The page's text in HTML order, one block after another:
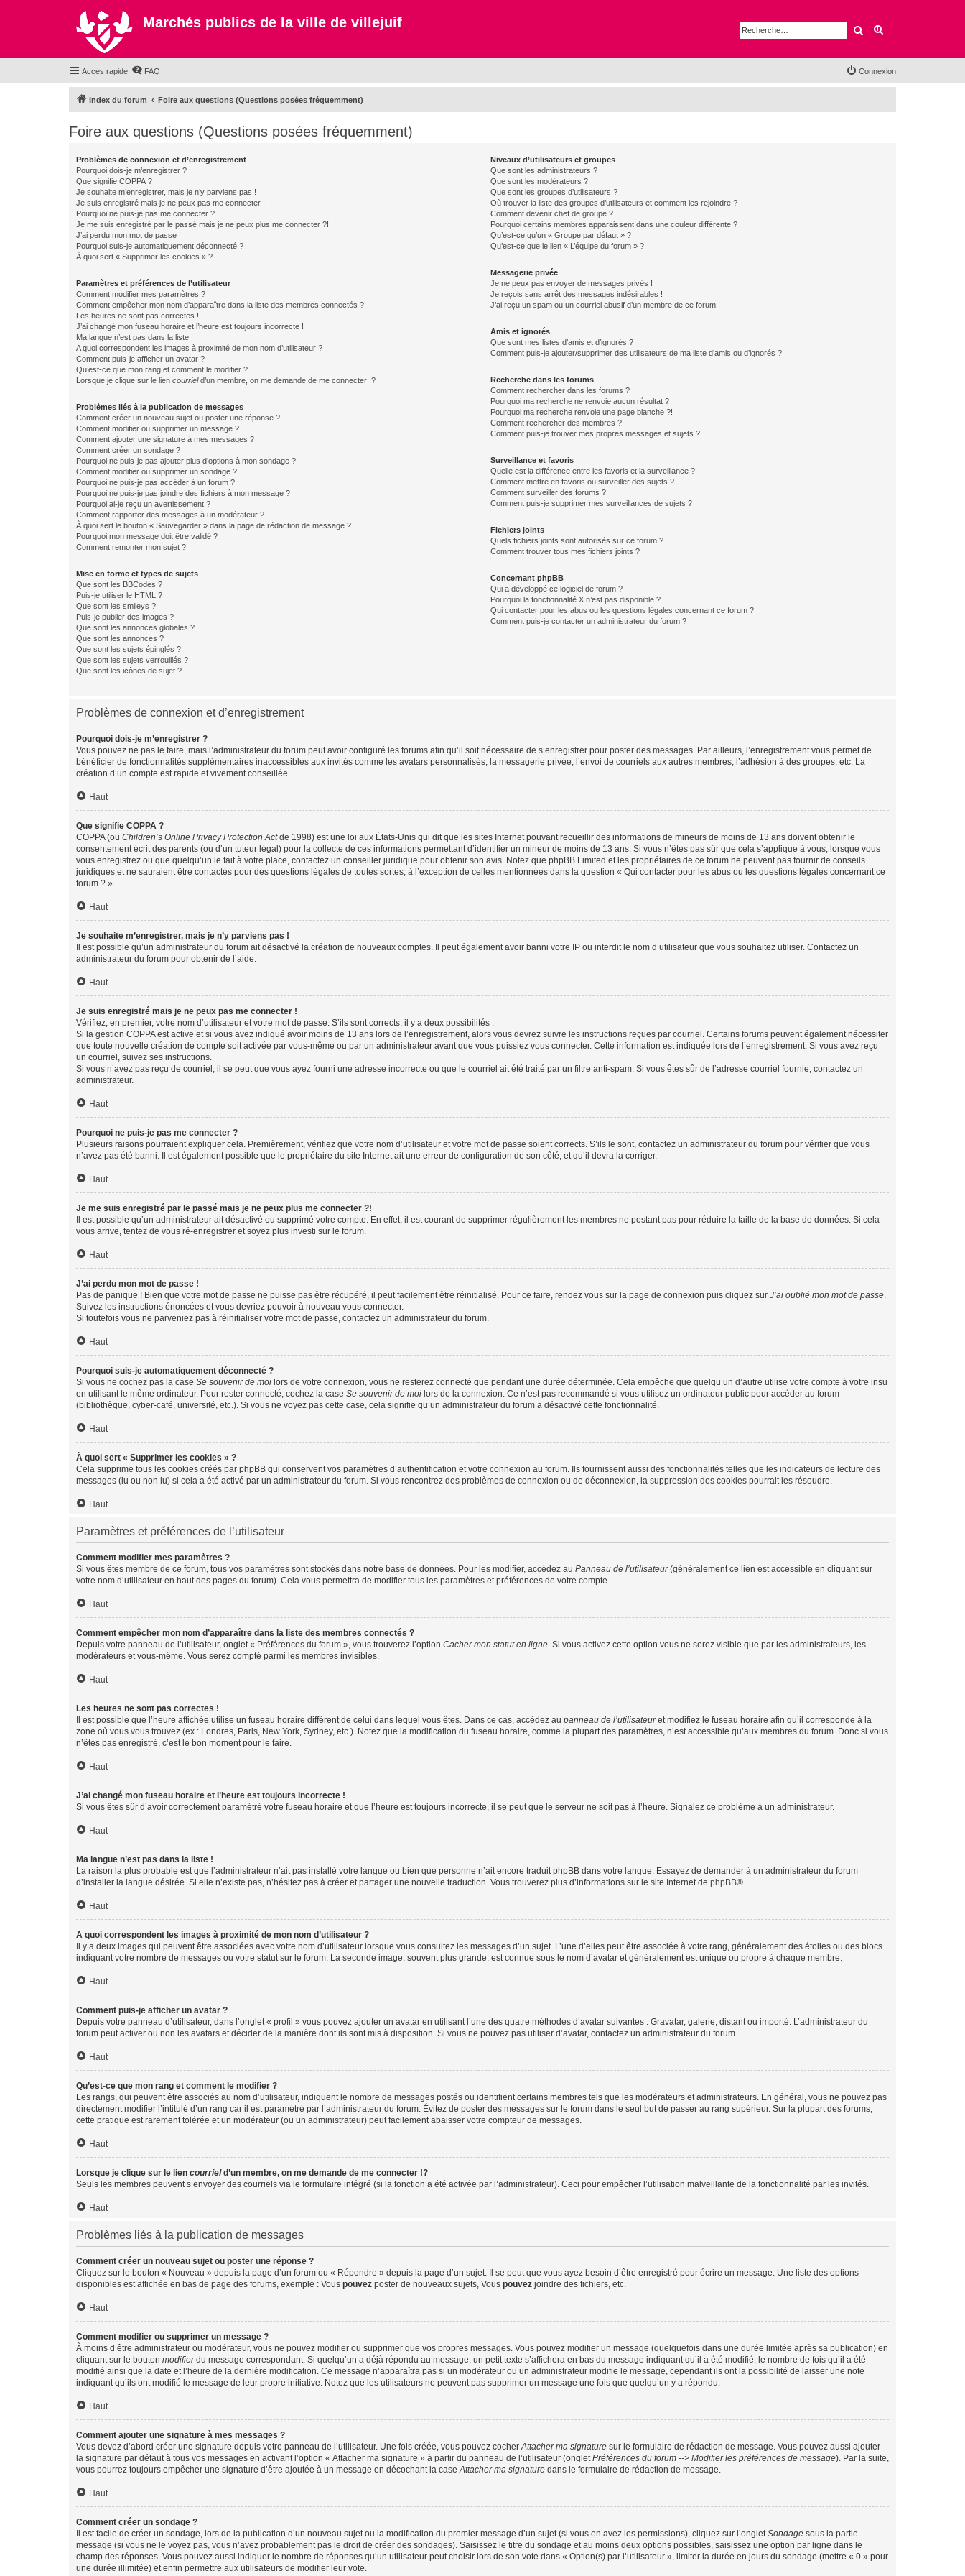
Marchés publics de la ville de villejuif Rechercher
Accès rapide FAQ Connexion
Index du forum Foire aux questions (Questions posées fréquemment)
Foire aux questions (Questions posées fréquemment)
Problèmes de connexion et d’enregistrement
Pourquoi dois-je m’enregistrer ?
Que signifie COPPA ?
Je souhaite m’enregistrer, mais je n’y parviens pas !
Je suis enregistré mais je ne peux pas me connecter !
Pourquoi ne puis-je pas me connecter ?
Je me suis enregistré par le passé mais je ne peux plus me connecter ?!
J’ai perdu mon mot de passe !
Pourquoi suis-je automatiquement déconnecté ?
À quoi sert « Supprimer les cookies » ?
Paramètres et préférences de l’utilisateur
Comment modifier mes paramètres ?
Comment empêcher mon nom d’apparaître dans la liste des membres connectés ?
Les heures ne sont pas correctes !
J’ai changé mon fuseau horaire et l’heure est toujours incorrecte !
Ma langue n’est pas dans la liste !
A quoi correspondent les images à proximité de mon nom d’utilisateur ?
Comment puis-je afficher un avatar ?
Qu’est-ce que mon rang et comment le modifier ?
Lorsque je clique sur le lien courrield’un membre, on me demande de me connecter !?
Problèmes liés à la publication de messages
Comment créer un nouveau sujet ou poster une réponse ?
Comment modifier ou supprimer un message ?
Comment ajouter une signature à mes messages ?
Comment créer un sondage ?
Pourquoi ne puis-je pas ajouter plus d’options à mon sondage ?
Comment modifier ou supprimer un sondage ?
Pourquoi ne puis-je pas accéder à un forum ?
Pourquoi ne puis-je pas joindre des fichiers à mon message ?
Pourquoi ai-je reçu un avertissement ?
Comment rapporter des messages à un modérateur ?
À quoi sert le bouton « Sauvegarder » dans la page de rédaction de message ?
Pourquoi mon message doit être validé ?
Comment remonter mon sujet ?
Mise en forme et types de sujets
Que sont les BBCodes ?
Puis-je utiliser le HTML ?
Que sont les smileys ?
Puis-je publier des images ?
Que sont les annonces globales ?
Que sont les annonces ?
Que sont les sujets épinglés ?
Que sont les sujets verrouillés ?
Que sont les icônes de sujet ?
Niveaux d’utilisateurs et groupes
Que sont les administrateurs ?
Que sont les modérateurs ?
Que sont les groupes d’utilisateurs ?
Où trouver la liste des groupes d’utilisateurs et comment les rejoindre ?
Comment devenir chef de groupe ?
Pourquoi certains membres apparaissent dans une couleur différente ?
Qu’est-ce qu’un « Groupe par défaut » ?
Qu’est-ce que le lien « L’équipe du forum » ?
Messagerie privée
Je ne peux pas envoyer de messages privés !
Je reçois sans arrêt des messages indésirables !
J’ai reçu un spam ou un courriel abusif d’un membre de ce forum !
Amis et ignorés
Que sont mes listes d’amis et d’ignorés ?
Comment puis-je ajouter/supprimer des utilisateurs de ma liste d’amis ou d’ignorés ?
Recherche dans les forums
Comment rechercher dans les forums ?
Pourquoi ma recherche ne renvoie aucun résultat ?
Pourquoi ma recherche renvoie une page blanche ?!
Comment rechercher des membres ?
Comment puis-je trouver mes propres messages et sujets ?
Surveillance et favoris
Quelle est la différence entre les favoris et la surveillance ?
Comment mettre en favoris ou surveiller des sujets ?
Comment surveiller des forums ?
Comment puis-je supprimer mes surveillances de sujets ?
Fichiers joints
Quels fichiers joints sont autorisés sur ce forum ?
Comment trouver tous mes fichiers joints ?
Concernant phpBB
Qui a développé ce logiciel de forum ?
Pourquoi la fonctionnalité X n’est pas disponible ?
Qui contacter pour les abus ou les questions légales concernant ce forum ?
Comment puis-je contacter un administrateur du forum ?
Problèmes de connexion et d’enregistrement
Pourquoi dois-je m’enregistrer ?
Vous pouvez ne pas le faire, mais l’administrateur du forum peut avoir configuré les forums afin qu’il soit nécessaire de s’enregistrer pour poster des messages. Par ailleurs, l’enregistrement vous permet de
bénéficier de fonctionnalités supplémentaires inaccessibles aux invités comme les avatars personnalisés, la messagerie privée, l’envoi de courriels aux autres membres, l’adhésion à des groupes, etc. La
création d’un compte est rapide et vivement conseillée.
Haut
Que signifie COPPA ?
COPPA (ou Children’s Online Privacy Protection Actde 1998) est une loi aux États-Unis qui dit que les sites Internet pouvant recueillir des informations de mineurs de moins de 13 ans doivent obtenir le
consentement écrit des parents (ou d’un tuteur légal) pour la collecte de ces informations permettant d’identifier un mineur de moins de 13 ans. Si vous n’êtes pas sûr que cela s’applique à vous, lorsque vous
vous enregistrez ou que quelqu’un le fait à votre place, contactez un conseiller juridique pour obtenir son avis. Notez que phpBB Limited et les propriétaires de ce forum ne peuvent pas fournir de conseils
juridiques et ne sauraient être contactés pour des questions légales de toutes sortes, à l’exception de celles mentionnées dans la question « Qui contacter pour les abus ou les questions légales concernant ce
forum ? ».
Haut
Je souhaite m’enregistrer, mais je n’y parviens pas !
Il est possible qu’un administrateur du forum ait désactivé la création de nouveaux comptes. Il peut également avoir banni votre IP ou interdit le nom d’utilisateur que vous souhaitez utiliser. Contactez un
administrateur du forum pour obtenir de l’aide.
Haut
Je suis enregistré mais je ne peux pas me connecter !
Vérifiez, en premier, votre nom d’utilisateur et votre mot de passe. S’ils sont corrects, il y a deux possibilités :
Si la gestion COPPA est active et si vous avez indiqué avoir moins de 13 ans lors de l’enregistrement, alors vous devrez suivre les instructions reçues par courriel. Certains forums peuvent également nécessiter
que toute nouvelle création de compte soit activée par vous-même ou par un administrateur avant que vous puissiez vous connecter. Cette information est indiquée lors de l’enregistrement. Si vous avez reçu
un courriel, suivez ses instructions.
Si vous n’avez pas reçu de courriel, il se peut que vous ayez fourni une adresse incorrecte ou que le courriel ait été traité par un filtre anti-spam. Si vous êtes sûr de l’adresse courriel fournie, contactez un
administrateur.
Haut
Pourquoi ne puis-je pas me connecter ?
Plusieurs raisons pourraient expliquer cela. Premièrement, vérifiez que votre nom d’utilisateur et votre mot de passe soient corrects. S’ils le sont, contactez un administrateur du forum pour vérifier que vous
n’avez pas été banni. Il est également possible que le propriétaire du site Internet ait une erreur de configuration de son côté, et qu’il devra la corriger.
Haut
Je me suis enregistré par le passé mais je ne peux plus me connecter ?!
Il est possible qu’un administrateur ait désactivé ou supprimé votre compte. En effet, il est courant de supprimer régulièrement les membres ne postant pas pour réduire la taille de la base de données. Si cela
vous arrive, tentez de vous ré-enregistrer et soyez plus investi sur le forum.
Haut
J’ai perdu mon mot de passe !
Pas de panique ! Bien que votre mot de passe ne puisse pas être récupéré, il peut facilement être réinitialisé. Pour ce faire, rendez vous sur la page de connexion puis cliquez sur J’ai oublié mon mot de passe.
Suivez les instructions énoncées et vous devriez pouvoir à nouveau vous connecter.
Si toutefois vous ne parveniez pas à réinitialiser votre mot de passe, contactez un administrateur du forum.
Haut
Pourquoi suis-je automatiquement déconnecté ?
Si vous ne cochez pas la case Se souvenir de moi lors de votre connexion, vous ne resterez connecté que pendant une durée déterminée. Cela empêche que quelqu’un d’autre utilise votre compte à votre insu
en utilisant le même ordinateur. Pour rester connecté, cochez la case Se souvenir de moi lors de la connexion. Ce n’est pas recommandé si vous utilisez un ordinateur public pour accéder au forum
(bibliothèque, cyber-café, université, etc.). Si vous ne voyez pas cette case, cela signifie qu’un administrateur du forum a désactivé cette fonctionnalité.
Haut
À quoi sert « Supprimer les cookies » ?
Cela supprime tous les cookies créés par phpBB qui conservent vos paramètres d’authentification et votre connexion au forum. Ils fournissent aussi des fonctionnalités telles que les indicateurs de lecture des
messages (lu ou non lu) si cela a été activé par un administrateur du forum. Si vous rencontrez des problèmes de connexion ou de déconnexion, la suppression des cookies pourrait les résoudre.
Haut
Paramètres et préférences de l’utilisateur
Comment modifier mes paramètres ?
Si vous êtes membre de ce forum, tous vos paramètres sont stockés dans notre base de données. Pour les modifier, accédez au Panneau de l’utilisateur(généralement ce lien est accessible en cliquant sur
votre nom d’utilisateur en haut des pages du forum). Cela vous permettra de modifier tous les paramètres et préférences de votre compte.
Haut
Comment empêcher mon nom d’apparaître dans la liste des membres connectés ?
Depuis votre panneau de l’utilisateur, onglet « Préférences du forum », vous trouverez l’option Cacher mon statut en ligne. Si vous activez cette option vous ne serez visible que par les administrateurs, les
modérateurs et vous-même. Vous serez compté parmi les membres invisibles.
Haut
Les heures ne sont pas correctes !
Il est possible que l’heure affichée utilise un fuseau horaire différent de celui dans lequel vous êtes. Dans ce cas, accédez au panneau de l’utilisateuret modifiez le fuseau horaire afin qu’il corresponde à la
zone où vous vous trouvez (ex : Londres, Paris, New York, Sydney, etc.). Notez que la modification du fuseau horaire, comme la plupart des paramètres, n’est accessible qu’aux membres du forum. Donc si vous
n’êtes pas enregistré, c’est le bon moment pour le faire.
Haut
J’ai changé mon fuseau horaire et l’heure est toujours incorrecte !
Si vous êtes sûr d’avoir correctement paramétré votre fuseau horaire et que l’heure est toujours incorrecte, il se peut que le serveur ne soit pas à l’heure. Signalez ce problème à un administrateur.
Haut
Ma langue n’est pas dans la liste !
La raison la plus probable est que l’administrateur n’ait pas installé votre langue ou bien que personne n’ait encore traduit phpBB dans votre langue. Essayez de demander à un administrateur du forum
d’installer la langue désirée. Si elle n’existe pas, n’hésitez pas à créer et partager une nouvelle traduction. Vous trouverez plus d’informations sur le site Internet de phpBB®.
Haut
A quoi correspondent les images à proximité de mon nom d’utilisateur ?
Il y a deux images qui peuvent être associées avec votre nom d’utilisateur lorsque vous consultez les messages d’un sujet. L’une d’elles peut être associée à votre rang, généralement des étoiles ou des blocs
indiquant votre nombre de messages ou votre statut sur le forum. La seconde image, souvent plus grande, est connue sous le nom d’avatar et généralement est unique ou propre à chaque membre.
Haut
Comment puis-je afficher un avatar ?
Depuis votre panneau d’utilisateur, dans l’onglet « profil » vous pouvez ajouter un avatar en utilisant l’une des quatre méthodes d’avatar suivantes : Gravatar, galerie, distant ou importé. L’administrateur du
forum peut activer ou non les avatars et décider de la manière dont ils sont mis à disposition. Si vous ne pouvez pas utiliser d’avatar, contactez un administrateur du forum.
Haut
Qu’est-ce que mon rang et comment le modifier ?
Les rangs, qui peuvent être associés au nom d’utilisateur, indiquent le nombre de messages postés ou identifient certains membres tels que les modérateurs et administrateurs. En général, vous ne pouvez pas
directement modifier l’intitulé d’un rang car il est paramétré par l’administrateur du forum. Évitez de poster des messages sur le forum dans le seul but de passer au rang supérieur. Sur la plupart des forums,
cette pratique est rarement tolérée et un modérateur (ou un administrateur) peut facilement abaisser votre compteur de messages.
Haut
Lorsque je clique sur le lien courrield’un membre, on me demande de me connecter !?
Seuls les membres peuvent s’envoyer des courriels via le formulaire intégré (si la fonction a été activée par l’administrateur). Ceci pour empêcher l’utilisation malveillante de la fonctionnalité par les invités.
Haut
Problèmes liés à la publication de messages
Comment créer un nouveau sujet ou poster une réponse ?
Cliquez sur le bouton « Nouveau » depuis la page d’un forum ou « Répondre » depuis la page d’un sujet. Il se peut que vous ayez besoin d’être enregistré pour écrire un message. Une liste des options
disponibles est affichée en bas de page des forums, exemple : Vous pouvez poster de nouveaux sujets, Vous pouvez joindre des fichiers, etc.
Haut
Comment modifier ou supprimer un message ?
À moins d’être administrateur ou modérateur, vous ne pouvez modifier ou supprimer que vos propres messages. Vous pouvez modifier un message (quelquefois dans une durée limitée après sa publication) en
cliquant sur le bouton modifierdu message correspondant. Si quelqu’un a déjà répondu au message, un petit texte s’affichera en bas du message indiquant qu’il a été modifié, le nombre de fois qu’il a été
modifié ainsi que la date et l’heure de la dernière modification. Ce message n’apparaîtra pas si un modérateur ou un administrateur modifie le message, cependant ils ont la possibilité de laisser une note
indiquant qu’ils ont modifié le message de leur propre initiative. Notez que les utilisateurs ne peuvent pas supprimer un message une fois que quelqu’un y a répondu.
Haut
Comment ajouter une signature à mes messages ?
Vous devez d’abord créer une signature depuis votre panneau de l’utilisateur. Une fois créée, vous pouvez cocherAttacher ma signature sur le formulaire de rédaction de message. Vous pouvez aussi ajouter
la signature par défaut à tous vos messages en activant l’option « Attacher ma signature » à partir du panneau de l’utilisateur (ongletPréférences du forum --> Modifier les préférences de message). Par la suite,
vous pourrez toujours empêcher une signature d’être ajoutée à un message en décochant la caseAttacher ma signature dans le formulaire de rédaction de message.
Haut
Comment créer un sondage ?
Il est facile de créer un sondage, lors de la publication d’un nouveau sujet ou la modification du premier message d’un sujet (si vous en avez les permissions), cliquez sur l’ongletSondage sous la partie
message (si vous ne le voyez pas, vous n’avez probablement pas le droit de créer des sondages). Saisissez le titre du sondage et au moins deux options possibles, saisissez une option par ligne dans le
champ des réponses. Vous pouvez aussi indiquer le nombre de réponses qu’un utilisateur peut choisir lors de son vote dans « Option(s) par l’utilisateur », limiter la durée en jours du sondage (mettre « 0 » pour
une durée illimitée) et enfin permettre aux utilisateurs de modifier leur vote.